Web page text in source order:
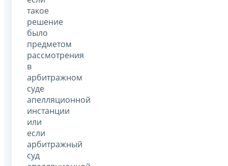
такое
решение
было
предметом
рассмотрения
в
арбитражном
суде
апелляционной
инстанции
или
если
арбитражный
суд